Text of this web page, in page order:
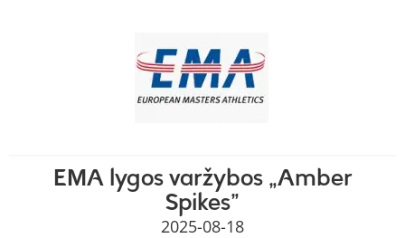
EMA lygos varžybos „Amber
Spikes”
2025-08-18